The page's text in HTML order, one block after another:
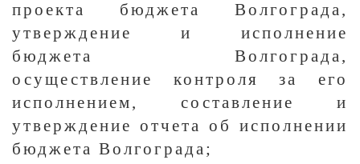
проекта бюджета Волгограда,
утверждение и исполнение
бюджета Волгограда,
осуществление контроля за его
исполнением, составление и
утверждение отчета об исполнении
бюджета Волгограда;